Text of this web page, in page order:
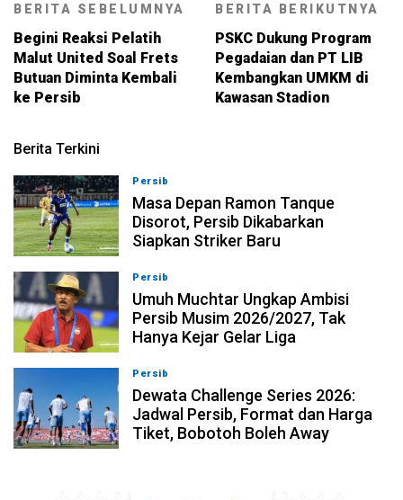
BERITA SEBELUMNYA
Begini Reaksi Pelatih
Malut United Soal Frets
Butuan Diminta Kembali
ke Persib
BERITA BERIKUTNYA
PSKC Dukung Program
Pegadaian dan PT LIB
Kembangkan UMKM di
Kawasan Stadion
Berita Terkini
Persib
Masa Depan Ramon Tanque
Disorot, Persib Dikabarkan
Siapkan Striker Baru
Persib
Umuh Muchtar Ungkap Ambisi
Persib Musim 2026/2027, Tak
Hanya Kejar Gelar Liga
Persib
Dewata Challenge Series 2026:
Jadwal Persib, Format dan Harga
Tiket, Bobotoh Boleh Away